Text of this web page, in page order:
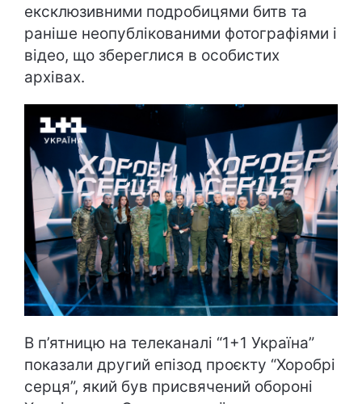
ексклюзивними подробицями битв та
раніше неопублікованими фотографіями і
відео, що збереглися в особистих
архівах.
В п’ятницю на телеканалі “1+1 Україна”
показали другий епізод проєкту “Хоробрі
серця”, який був присвячений обороні